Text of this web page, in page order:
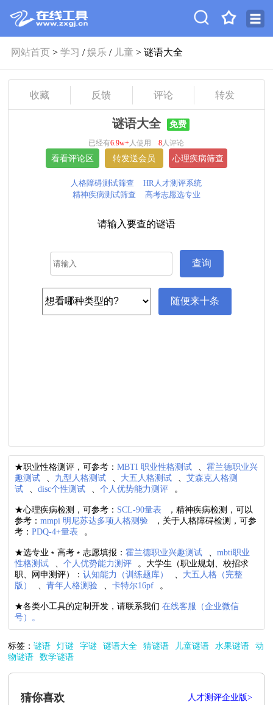
网站首页> 学习 /娱乐 / 儿童> 谜语大全
收藏 反馈 评论 转发
谜语大全 免费
已经有6.9w+人使用 8人评论
人格障碍测试筛查
HR人才测评系统
精神疾病测试筛查
高考志愿选专业
请输入要查的谜语
★职业性格测评，可参考：MBTI 职业性格测试 、霍兰德职业兴
趣测试
、 九型人格测试 、 大五人格测试 、艾森克人格测
试
、disc个性测试 、个人优势能力测评 。
★心理疾病检测，可参考： SCL-90量表
，精神疾病检测，可以
参考：mmpi 明尼苏达多项人格测验
，关于人格障碍检测，可参
考：PDQ-4+量表 。
★选专业﹡高考﹡志愿填报：霍兰德职业兴趣测试 、mbti职业
性格测试
、个人优势能力测评
。大学生（职业规划、校招求
职、网申测评）：认知能力（训练题库） 、 大五人格（完整
版）
、青年人格测验 、卡特尔16pf 。
★各类小工具的定制开发，请联系我们在线客服（企业微信
号）。
标签：谜语 灯谜 字谜 谜语大全 猜谜语 儿童谜语 水果谜语
动
物谜语
数学谜语
人才测评企业版>
猜你喜欢